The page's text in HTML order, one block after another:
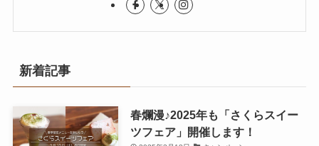
新着記事
春爛漫♪2025年も「さくらスイー
ツフェア」開催します！